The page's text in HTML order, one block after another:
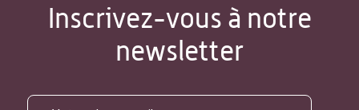
Inscrivez-vous à notre
newsletter